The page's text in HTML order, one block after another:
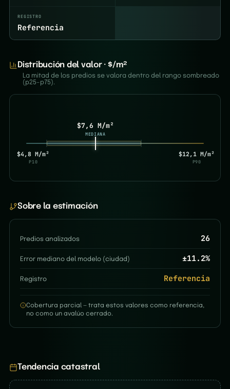
REGISTRO
Referencia
Distribución del valor · $/m²
La mitad de los predios se valora dentro del rango sombreado
(p25–p75).
$4,8 M/m²
P10
$7,6 M/m²
MEDIANA
$12,1 M/m²
P90
Sobre la estimación
Predios analizados 26
Error mediano del modelo (ciudad) ±11.2%
Registro Referencia
Cobertura parcial — trata estos valores como referencia,
no como un avalúo cerrado.
Tendencia catastral